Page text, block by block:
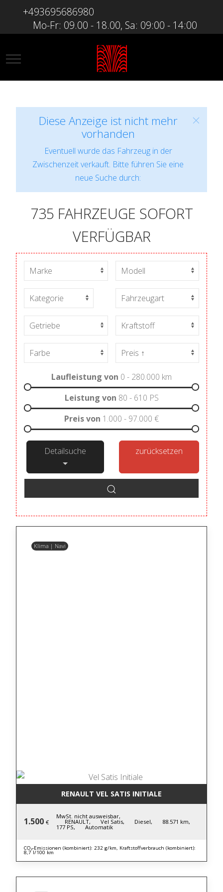
+493695686980
Mo-Fr: 09.00 - 18.00, Sa: 09:00 - 14:00
Mobile Menu Toggle
Diese Anzeige ist nicht mehr
vorhanden
Eventuell wurde das Fahrzeug in der
Zwischenzeit verkauft. Bitte führen Sie eine
neue Suche durch:
735 FAHRZEUGE SOFORT
VERFÜGBAR
Laufleistung von 0 - 280.000 km
Leistung von 80 - 610 PS
Preis von 1.000 - 97.000 €
Detailsuche zurücksetzen
Klima | Navi
RENAULT VEL SATIS INITIALE
1.500 €
MwSt. nicht ausweisbar,
RENAULT, Vel Satis, Diesel, 88.571 km,
177 PS, Automatik
CO₂-Emissionen (kombiniert): 232 g/km, Kraftstoffverbrauch (kombiniert):
8,7 l/100 km